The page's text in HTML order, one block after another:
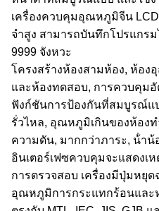
เครื่องควบคุมอุณหภูมิจีน
จําสูง สามารถบันทึกโปรแกร
9999 จังหวะ
โครงสร้างห้องสามห้อง, ห้อ
และห้องทดสอบ, การควบคุม
ฟังก์ชันการป้องกันที่สมบูรณ์แ
รั่วไหล, อุณหภูมิเกินของห้องทํ
ความดัน, มากกว่าภาระ, น้ําน้
อินเตอร์เฟซควบคุมจะแสดงเ
การตรวจสอบ เครื่องมีปุ่มหยุด
อุณหภูมิการกระแทกร้อนและ